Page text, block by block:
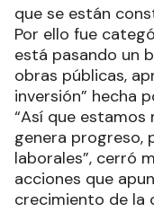
que se están
Por ello fue
está pasando un
obras públicas,
inversión” hecha
“Así que
genera progreso,
laborales”, cerró
acciones que
crecimiento de la